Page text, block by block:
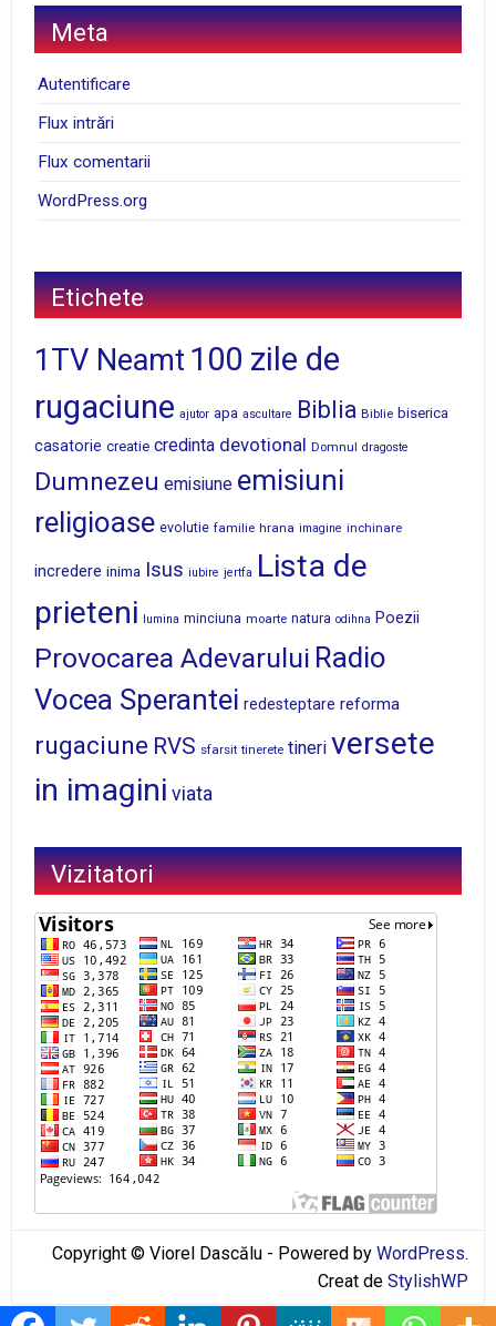
Meta
Autentificare
Flux intrări
Flux comentarii
WordPress.org
Etichete
1TV Neamt 100 zile de
rugaciune ajutor apa ascultare Biblia Biblie biserica
casatorie creatie credinta devotional Domnul dragoste
Dumnezeu emisiune emisiuni
religioase evolutie familie hrana imagine inchinare
incredere inima Isus iubire jertfa Lista de
prieteni
lumina minciuna moarte natura odihna Poezii
Provocarea Adevarului Radio
Vocea Sperantei redesteptare reforma
rugaciune RVS sfarsit tinerete tineri versete
in imagini viata
Vizitatori
Copyright © Viorel Dascălu - Powered by WordPress.
Creat de StylishWP